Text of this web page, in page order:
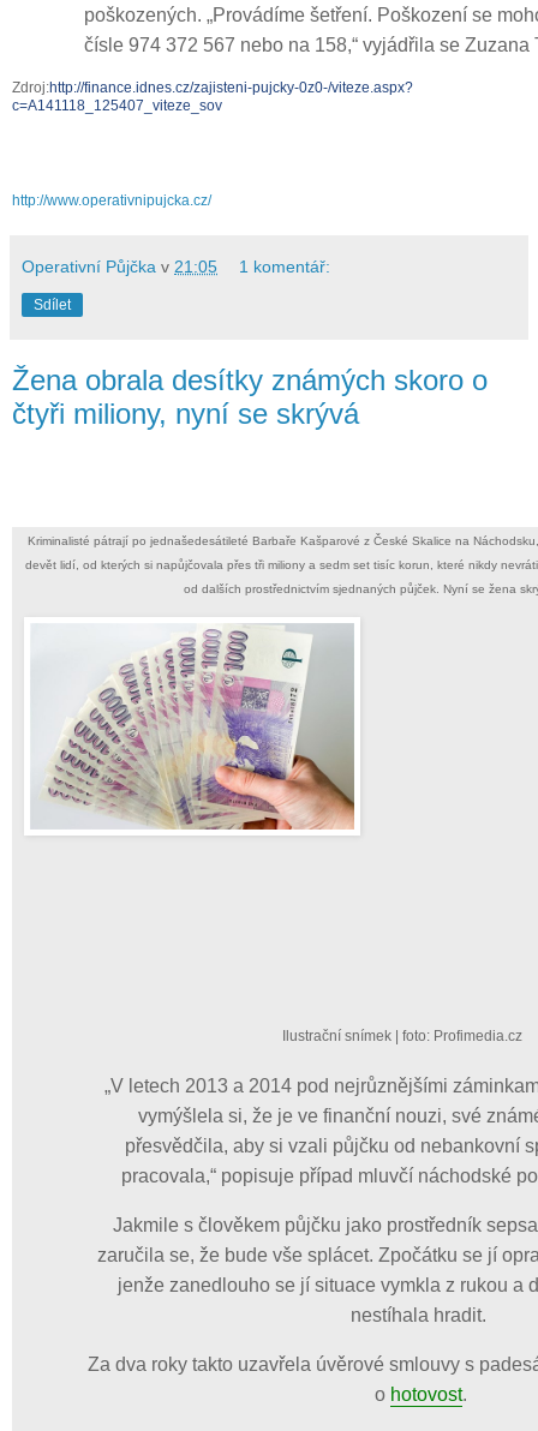
poškozených. „Provádíme šetření. Poškození se
čísle 974 372 567 nebo na 158,“ vyjádřila se Zuzana
Zdroj:http://finance.idnes.cz/zajisteni-pujcky-0z0-/viteze.aspx?
c=A141118_125407_viteze_sov
http://www.operativnipujcka.cz/
Operativní Půjčka v 21:05 1 komentář:
Sdílet
Žena obrala desítky známých skoro o
čtyři miliony, nyní se skrývá
Kriminalisté pátrají po jednašedesátileté Barbaře Kašparové z České Skalice na
devět lidí, od kterých si napůjčovala přes tři miliony a sedm set tisíc korun, které nikdy
od dalších prostřednictvím sjednaných půjček. Nyní se žena
Ilustrační snímek | foto: Profimedia.cz
„V letech 2013 a 2014 pod nejrůznějšími
vymýšlela si, že je ve finanční nouzi, své
přesvědčila, aby si vzali půjčku od nebankovní
pracovala,“ popisuje případ mluvčí náchodské
Jakmile s člověkem půjčku jako prostředník
zaručila se, že bude vše splácet. Zpočátku se jí
jenže zanedlouho se jí situace vymkla z rukou a
nestíhala hradit.
Za dva roky takto uzavřela úvěrové smlouvy s
o hotovost.